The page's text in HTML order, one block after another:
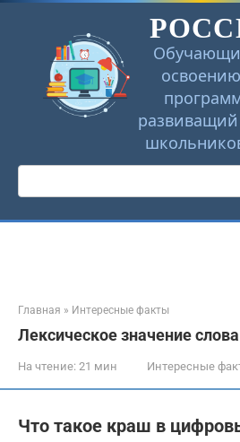
Перейти
Поиск:
Главная » Интересные факты
Лексическое значение
На чтение: 21 мин Интересные
Что такое краш в